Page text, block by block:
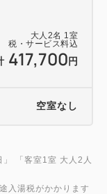
きますので、大
メールの下部に
舗のリンクから
いただいた場合
。
大人 2名 1 室
税・サービス料込
417,700 円
空室なし
」 「客室1室 大人2人
入湯税がかかります